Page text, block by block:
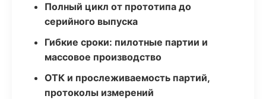
Полный цикл от прототипа до
серийного выпуска
Гибкие сроки: пилотные партии и
массовое производство
ОТК и прослеживаемость партий,
протоколы измерений